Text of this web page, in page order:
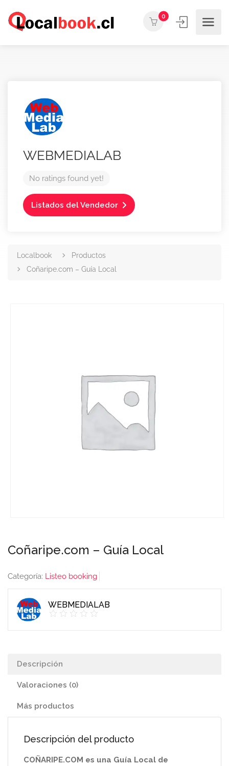
0
WEBMEDIALAB
No ratings found yet!
Listados del Vendedor
Localbook
Productos
Coñaripe.com – Guía Local
Coñaripe.com – Guía Local
Categoría: Listeo booking
WEBMEDIALAB
Descripción
Valoraciones (0)
Más productos
Descripción del producto
COÑARIPE.COM es una Guía Local de